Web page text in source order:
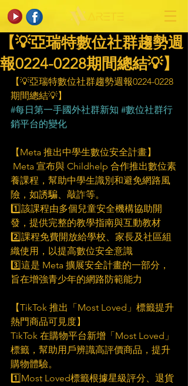
【💡亞瑞特數位社群趨勢週
報0224-0228期間總結💡】
【💡亞瑞特數位社群趨勢週報0224-0228
期間總結💡】
#每日第一手國外社群新知 #數位社群行
銷平台的變化
【Meta 推出中學生數位安全計畫】
養課程，幫助中學生識別和避免網路風
險，如誘騙、敲詐等。
1️⃣該課程由多個兒童安全機構協助開
發，提供完整的教學指南與互動教材
2️⃣課程免費開放給學校、家長及社區組
織使用，以提高數位安全意識
3️⃣這是 Meta 擴展安全計畫的一部分，
旨在增強青少年的網路防範能力
【TikTok 推出「Most Loved」標籤提升
熱門商品可見度】
TikTok 在購物平台新增「Most Loved」
標籤，幫助用戶辨識高評價商品，提升
購物體驗。
1️⃣Most Loved標籤根據星級評分、退貨